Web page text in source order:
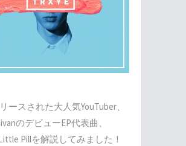
ースされた大人気YouTuber、
のデビューEP代表曲、
Pillを解説してみました！